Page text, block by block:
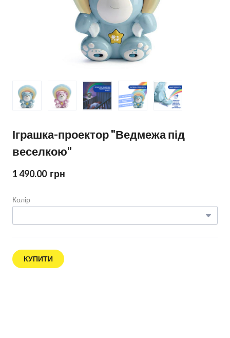
Іграшка-проектор "Ведмежа під
веселкою"
1 490.00  грн
Колір
КУПИТИ